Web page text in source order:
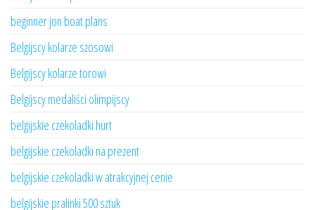
beginner jon boat plans
Belgijscy kolarze szosowi
Belgijscy kolarze torowi
Belgijscy medaliści olimpijscy
belgijskie czekoladki hurt
belgijskie czekoladki na prezent
belgijskie czekoladki w atrakcyjnej cenie
belgijskie pralinki 500 sztuk